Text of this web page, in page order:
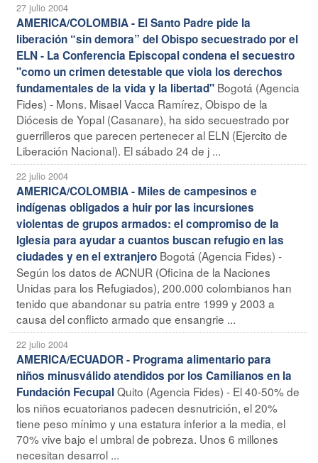
27 julio 2004
AMERICA/COLOMBIA - El Santo Padre pide la
liberación “sin demora” del Obispo secuestrado por el
ELN - La Conferencia Episcopal condena el secuestro
"como un crimen detestable que viola los derechos
fundamentales de la vida y la libertad" Bogotá (Agencia
Fides) - Mons. Misael Vacca Ramírez, Obispo de la
Diócesis de Yopal (Casanare), ha sido secuestrado por
guerrilleros que parecen pertenecer al ELN (Ejercito de
Liberación Nacional). El sábado 24 de j ...
22 julio 2004
AMERICA/COLOMBIA - Miles de campesinos e
indígenas obligados a huir por las incursiones
violentas de grupos armados: el compromiso de la
Iglesia para ayudar a cuantos buscan refugio en las
ciudades y en el extranjero Bogotá (Agencia Fides) -
Según los datos de ACNUR (Oficina de la Naciones
Unidas para los Refugiados), 200.000 colombianos han
tenido que abandonar su patria entre 1999 y 2003 a
causa del conflicto armado que ensangrie ...
22 julio 2004
AMERICA/ECUADOR - Programa alimentario para
niños minusválido atendidos por los Camilianos en la
Fundación FecupalQuito (Agencia Fides) - El 40-50% de
los niños ecuatorianos padecen desnutrición, el 20%
tiene peso mínimo y una estatura inferior a la media, el
70% vive bajo el umbral de pobreza. Unos 6 millones
necesitan desarrol ...